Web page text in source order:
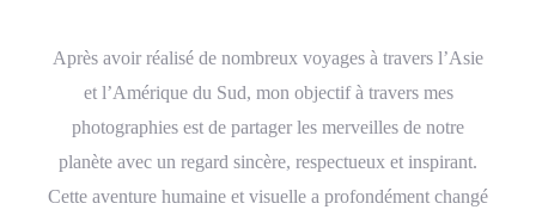
Après avoir réalisé de nombreux voyages à travers l’Asie
et l’Amérique du Sud, mon objectif à travers mes
photographies est de partager les merveilles de notre
planète avec un regard sincère, respectueux et inspirant.
Cette aventure humaine et visuelle a profondément changé